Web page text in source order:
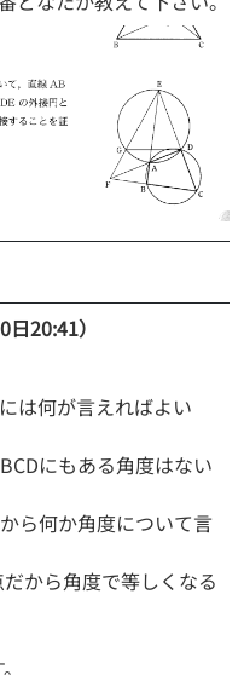
日20:41）
は何が言えればよい
にもある角度はない
ら何か角度について言
から角度で等しくなる